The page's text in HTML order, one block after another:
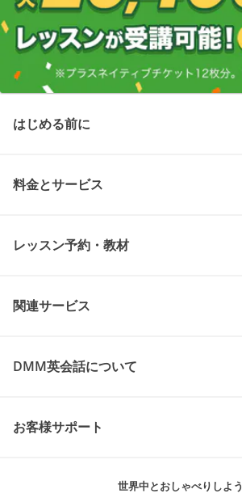
はじめる前に
料金とサービス
レッスン予約・教材
関連サービス
DMM英会話について
お客様サポート
世界中とおしゃべりしよう